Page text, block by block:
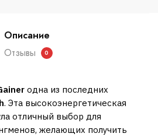
Описание
Отзывы
0
одна из последних
. Эта высокоэнергетическая
отличный выбор для
желающих получить